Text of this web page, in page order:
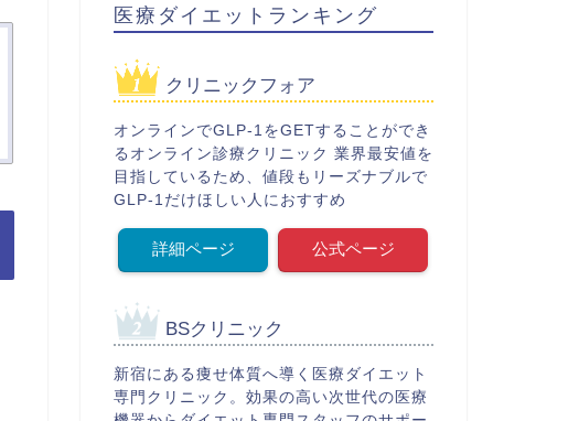
医療ダイエットランキング
クリニックフォア
オンラインでGLP-1をGETすることができ
るオンライン診療クリニック 業界最安値を
目指しているため、値段もリーズナブルで
GLP-1だけほしい人におすすめ
詳細ページ 公式ページ
BSクリニック
新宿にある痩せ体質へ導く医療ダイエット
専門クリニック。効果の高い次世代の医療